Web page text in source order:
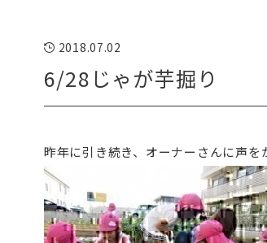
2018.07.02
6/28じゃが芋掘り
昨年に引き続き、オーナーさんに声を